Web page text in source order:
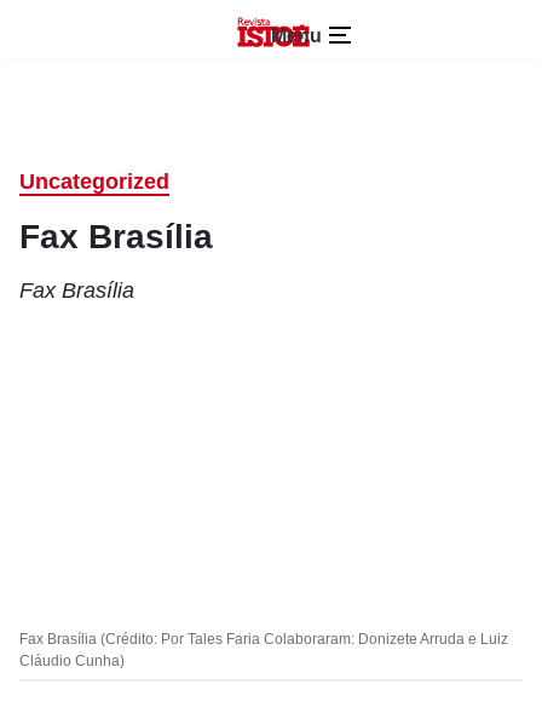
Menu
Uncategorized
Fax Brasília
Fax Brasília
Fax Brasília (Crédito: Por Tales Faria Colaboraram: Donizete Arruda e Luiz
Cláudio Cunha)